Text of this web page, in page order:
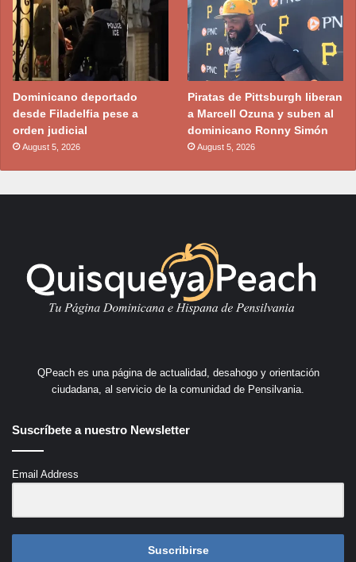
Dominicano deportado
desde Filadelfia pese a
orden judicial
August 5, 2026
Piratas de Pittsburgh liberan
a Marcell Ozuna y suben al
dominicano Ronny Simón
August 5, 2026
QPeach es una página de actualidad, desahogo y orientación
ciudadana, al servicio de la comunidad de Pensilvania.
Suscríbete a nuestro Newsletter
Email Address
Suscribirse